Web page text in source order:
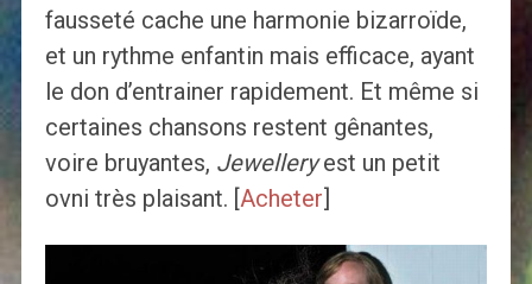
fausseté cache une harmonie bizarroïde,
et un rythme enfantin mais efficace, ayant
le don d’entrainer rapidement. Et même si
certaines chansons restent gênantes,
voire bruyantes, Jewelleryest un petit
ovni très plaisant. [Acheter]